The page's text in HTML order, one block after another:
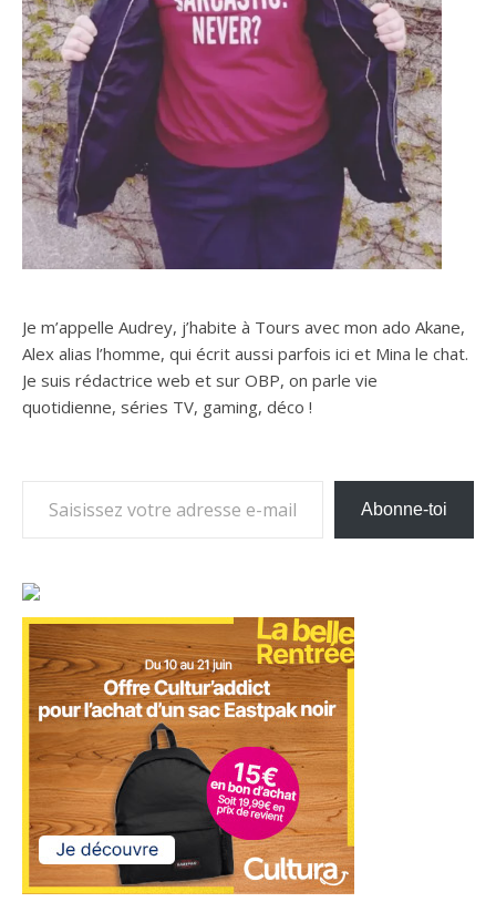
Je m’appelle Audrey, j’habite à Tours avec mon ado Akane,
Alex alias l’homme, qui écrit aussi parfois ici et Mina le chat.
Je suis rédactrice web et sur OBP, on parle vie
quotidienne, séries TV, gaming, déco !
Abonne-toi